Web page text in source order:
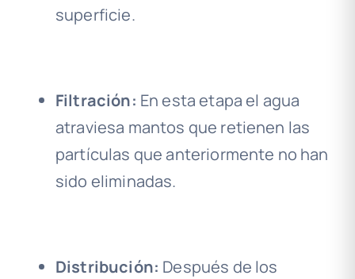
superficie.
Filtración: En esta etapa el agua
atraviesa mantos que retienen las
partículas que anteriormente no han
sido eliminadas.
Distribución: Después de los